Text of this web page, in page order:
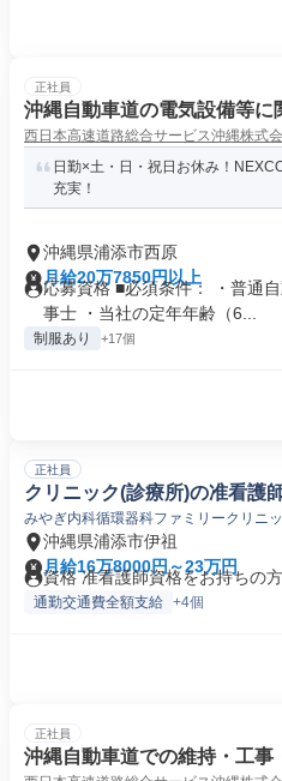
正社員
沖縄自動車道の電気設備等に
西日本高速道路総合サービス沖縄株式
日勤×土・日・祝日お休み！
充実！
沖縄県浦添市西原
月給20万7850円以上
応募資格 ■必須条件： ・普通
事士 ・当社の定年年齢（6...
制服あり +17個
正社員
クリニック(診療所)の准看護
みやぎ内科循環器科ファミリークリニ
沖縄県浦添市伊祖
月給16万8000円～23万円
資格 准看護師資格をお持ちの方
通勤交通費全額支給 +4個
正社員
沖縄自動車道での維持・工事